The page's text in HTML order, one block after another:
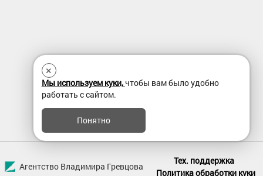
Агентство Владимира Гревцова
Тех. поддержка
Политика обработки куки
×
Мы используем куки,чтобы вам было удобно
работать с сайтом.
Понятно